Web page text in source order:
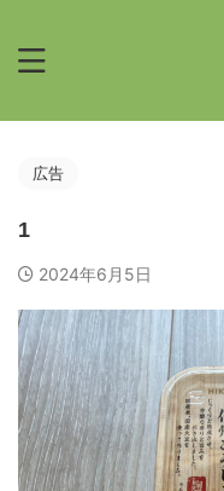
広告
1
2024年6月5日